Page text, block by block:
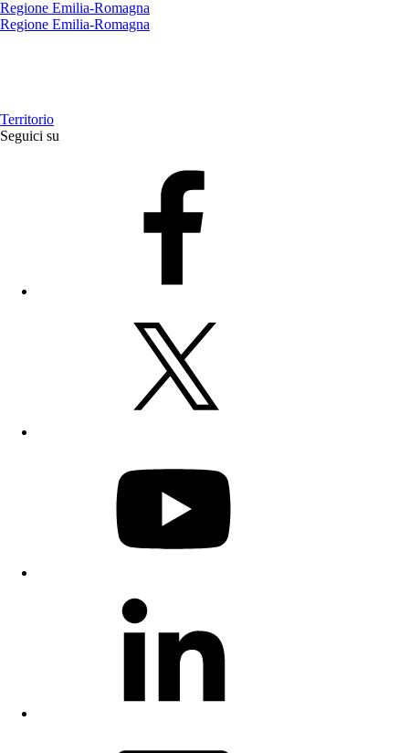
Regione Emilia-Romagna
Regione Emilia-Romagna
Territorio
Seguici su